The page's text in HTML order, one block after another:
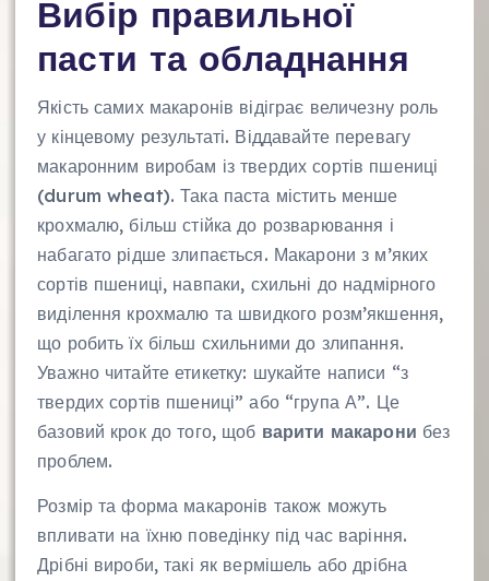
Вибір правильної
пасти та обладнання
Якість самих макаронів відіграє величезну роль
у кінцевому результаті. Віддавайте перевагу
макаронним виробам із твердих сортів пшениці
(durum wheat). Така паста містить менше
крохмалю, більш стійка до розварювання і
набагато рідше злипається. Макарони з м’яких
сортів пшениці, навпаки, схильні до надмірного
виділення крохмалю та швидкого розм’якшення,
що робить їх більш схильними до злипання.
Уважно читайте етикетку: шукайте написи “з
твердих сортів пшениці” або “група А”. Це
базовий крок до того, щоб варити макарони без
проблем.
Розмір та форма макаронів також можуть
впливати на їхню поведінку під час варіння.
Дрібні вироби, такі як вермішель або дрібна